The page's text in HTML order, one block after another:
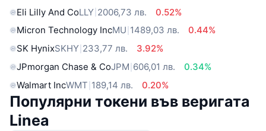
Eli Lilly And CoLLY 2006,73 лв.
0.52%
Micron Technology IncMU 1489,03 лв.
0.44%
SK HynixSKHY 233,77 лв.
3.92%
JPmorgan Chase & CoJPM 606,01 лв.
0.34%
Walmart IncWMT 189,14 лв. 0.20%
Популярни токени във веригата
Linea